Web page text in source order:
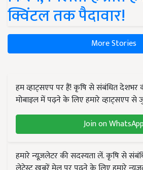
क्विंटल तक पैदावार!
More Stories
हम व्हाट्सएप पर हैं! कृषि से संबंधित देशभर
मोबाइल में पढ़ने के लिए हमारे व्हाट्सएप से
Join on WhatsApp
हमारे न्यूज़लेटर की सदस्यता लें. कृषि से